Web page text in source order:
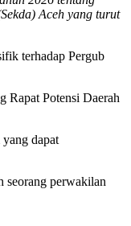
Aceh yang turut
terhadap Pergub
Rapat Potensi Daerah
dapat
seorang perwakilan